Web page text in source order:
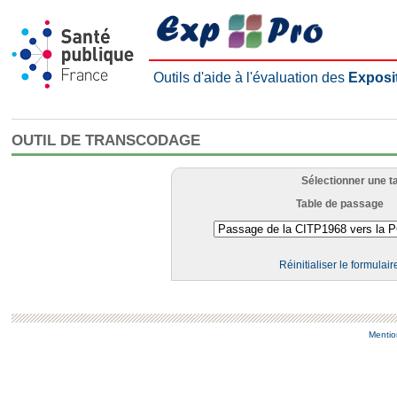
Outils d'aide à l'évaluation des
OUTIL DE TRANSCODAGE
Sélectionner une
Table de passage
Réinitialiser le